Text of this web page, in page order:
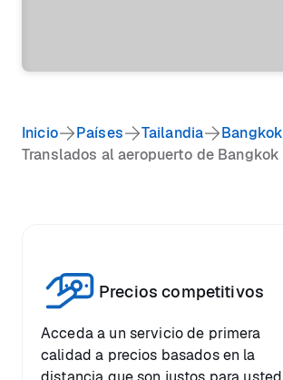
Inicio Países Tailandia
Bangkok
Translados al aeropuerto de Bangkok
Precios competitivos
Acceda a un servicio de primera
calidad a precios basados en la